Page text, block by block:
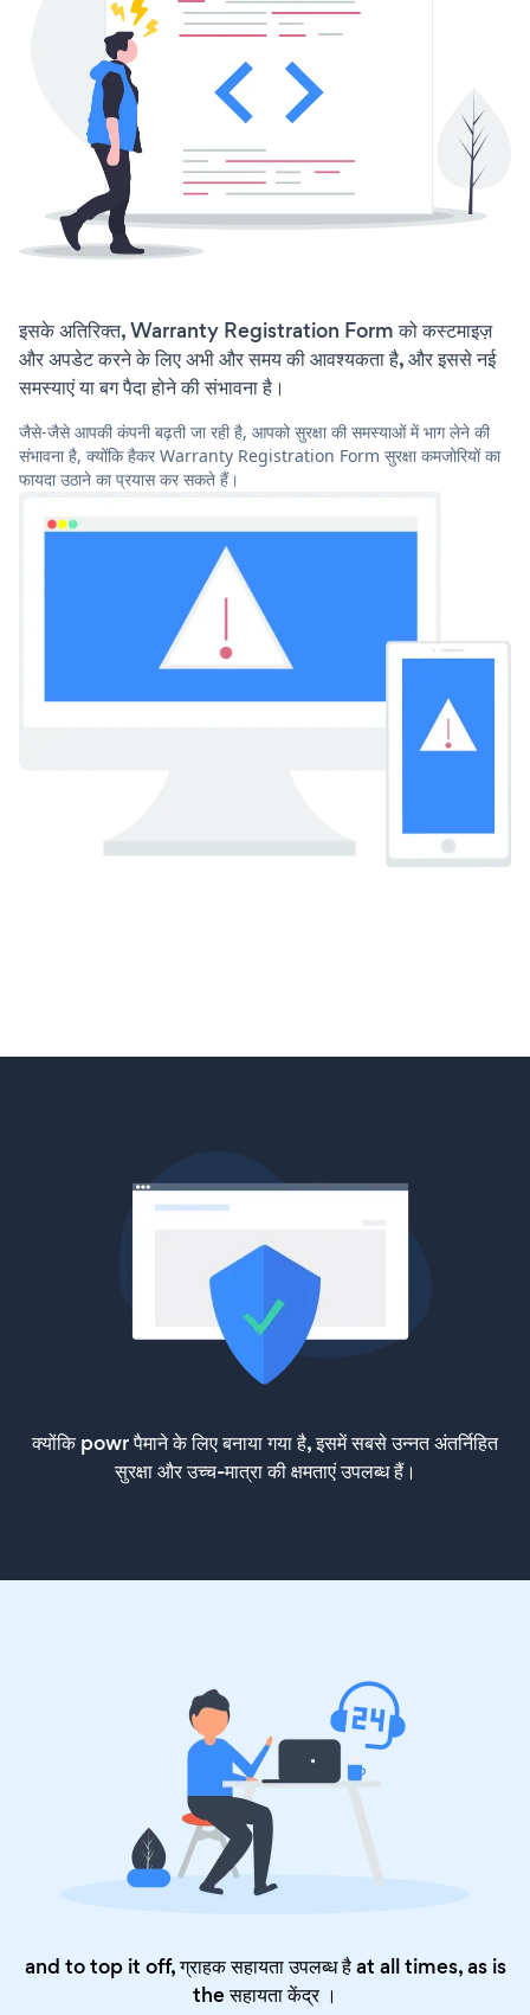
इसके अतिरिक्त, Warranty Registration Form को कस्टमाइज़
और अपडेट करने के लिए अभी और समय की आवश्यकता है, और इससे नई
समस्याएं या बग पैदा होने की संभावना है।
जैसे-जैसे आपकी कंपनी बढ़ती जा रही है, आपको सुरक्षा की समस्याओं में भाग लेने की
संभावना है, क्योंकि हैकर Warranty Registration Form सुरक्षा कमजोरियों का
फायदा उठाने का प्रयास कर सकते हैं।
क्योंकि powr पैमाने के लिए बनाया गया है, इसमें सबसे उन्नत अंतर्निहित
सुरक्षा और उच्च-मात्रा की क्षमताएं उपलब्ध हैं।
and to top it off, ग्राहक सहायता उपलब्ध है at all times, as is
theसहायता केंद्र।